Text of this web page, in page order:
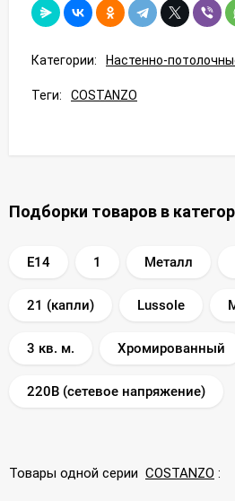
Категории: Настенно-
Теги: COSTANZO
Подборки товаров в
E14 1 Металл
21 (капли) Lussole
3 кв. м. Хромированный
220В (сетевое напряжение)
Товары одной серии COSTANZO :